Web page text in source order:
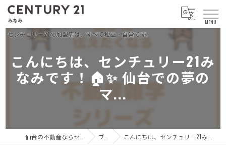
こんにちは、センチュリー21み
なみです！🏠✨ 仙台での夢の
マ...
ブログ こんにちは、センチュリー21みなみです！🏠✨ 仙台での夢のマ...